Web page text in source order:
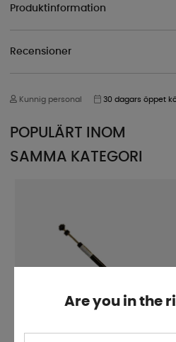
Produktinformation
Recensioner
Kunnig personal 30 dagars öppet
POPULÄRT INOM
SAMMA KATEGORI
Are you in the